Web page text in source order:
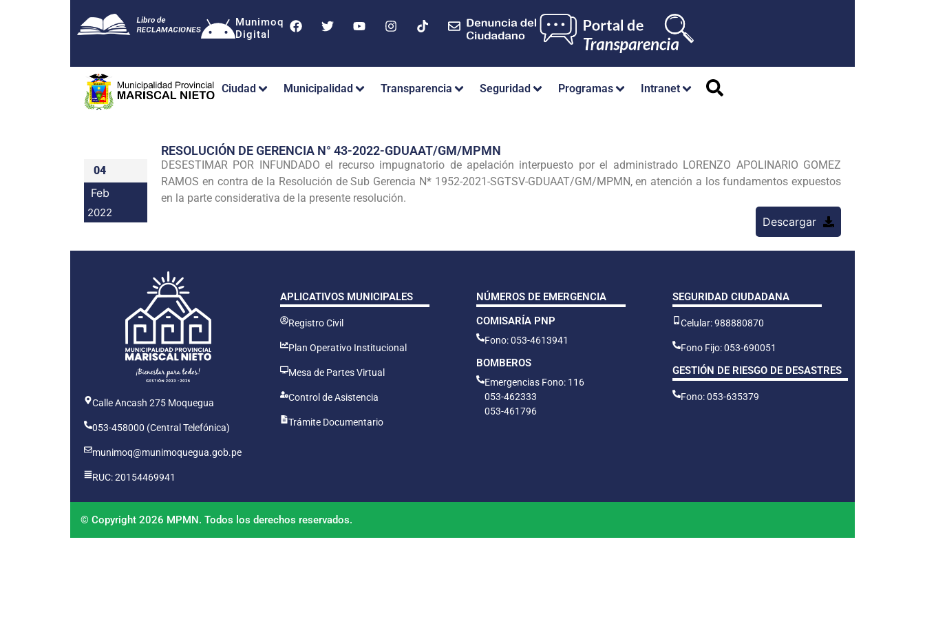
Munimoq
Digital
Ciudad Municipalidad Transparencia Seguridad Programas Intranet
04
Feb
2022
RESOLUCIÓN DE GERENCIA N° 43-2022-GDUAAT/GM/MPMN
DESESTIMAR POR INFUNDADO el recurso impugnatorio de apelación interpuesto por el administrado LORENZO APOLINARIO GOMEZ
RAMOS en contra de la Resolución de Sub Gerencia N* 1952-2021-SGTSV-GDUAAT/GM/MPMN, en atención a los fundamentos expuestos
en la parte considerativa de la presente resolución.
Descargar
Calle Ancash 275 Moquegua
053-458000 (Central Telefónica)
munimoq@munimoquegua.gob.pe
RUC: 20154469941
APLICATIVOS MUNICIPALES
Registro Civil
Plan Operativo Institucional
Mesa de Partes Virtual
Control de Asistencia
Trámite Documentario
NÚMEROS DE EMERGENCIA
COMISARÍA PNP
Fono: 053-4613941
BOMBEROS
Emergencias Fono: 116
053-462333
053-461796
SEGURIDAD CIUDADANA
Celular: 988880870
Fono Fijo: 053-690051
GESTIÓN DE RIESGO DE DESASTRES
Fono: 053-635379
© Copyright 2026 MPMN. Todos los derechos reservados.